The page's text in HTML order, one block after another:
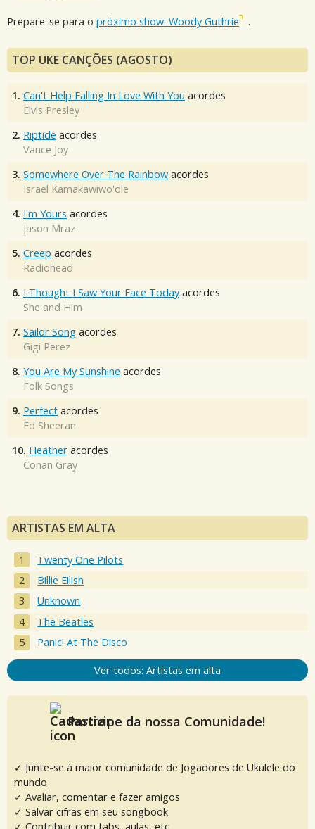
Prepare-se para o próximo show: Woody Guthrie .
TOP UKE CANÇÕES (AGOSTO)
1. Can't Help Falling In Love With You acordes
Elvis Presley
2. Riptide acordes
Vance Joy
3. Somewhere Over The Rainbow acordes
Israel Kamakawiwo'ole
4. I'm Yours acordes
Jason Mraz
5. Creep acordes
Radiohead
6. I Thought I Saw Your Face Today acordes
She and Him
7. Sailor Song acordes
Gigi Perez
8. You Are My Sunshine acordes
Folk Songs
9. Perfect acordes
Ed Sheeran
10. Heather acordes
Conan Gray
ARTISTAS EM ALTA
Twenty One Pilots
Billie Eilish
Unknown
The Beatles
Panic! At The Disco
Ver todos: Artistas em alta
Participe da nossa Comunidade!
✓ Junte-se à maior comunidade de Jogadores de Ukulele do
mundo
✓ Avaliar, comentar e fazer amigos
✓ Salvar cifras em seu songbook